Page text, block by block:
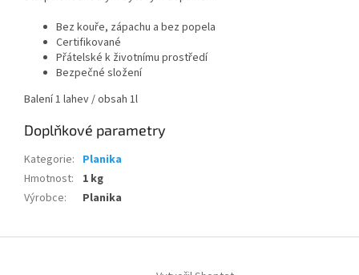
Bez kouře, zápachu a bez popela
Certifikované
Přátelské k životnímu prostředí
Bezpečné složení
Balení 1 lahev / obsah 1l
Doplňkové parametry
Kategorie: Planika
Hmotnost:
1 kg
Výrobce: Planika